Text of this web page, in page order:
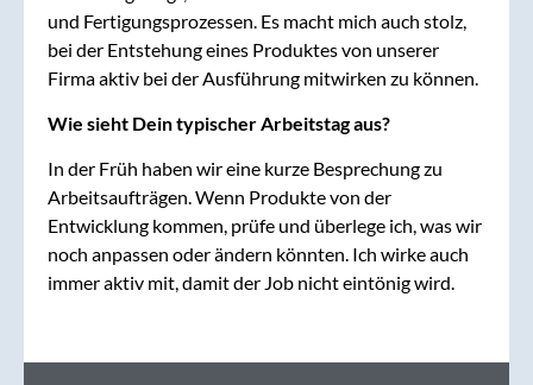
und Fertigungsprozessen. Es macht mich auch stolz,
bei der Entstehung eines Produktes von unserer
Firma aktiv bei der Ausführung mitwirken zu können.
Wie sieht Dein typischer Arbeitstag aus?
In der Früh haben wir eine kurze Besprechung zu
Arbeitsaufträgen. Wenn Produkte von der
Entwicklung kommen, prüfe und überlege ich, was wir
noch anpassen oder ändern könnten. Ich wirke auch
immer aktiv mit, damit der Job nicht eintönig wird.